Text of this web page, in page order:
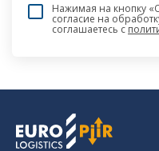
Нажимая на кнопку
согласие на
соглашаетесь c